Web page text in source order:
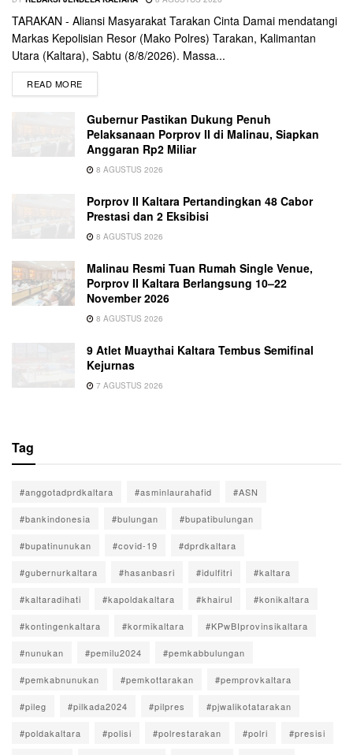
TARAKAN - Aliansi Masyarakat Tarakan Cinta Damai mendatangi
Markas Kepolisian Resor (Mako Polres) Tarakan, Kalimantan
Utara (Kaltara), Sabtu (8/8/2026). Massa...
READ MORE
Gubernur Pastikan Dukung Penuh
Pelaksanaan Porprov II di Malinau, Siapkan
Anggaran Rp2 Miliar
8 AGUSTUS 2026
Porprov II Kaltara Pertandingkan 48 Cabor
Prestasi dan 2 Eksibisi
8 AGUSTUS 2026
Malinau Resmi Tuan Rumah Single Venue,
Porprov II Kaltara Berlangsung 10–22
November 2026
8 AGUSTUS 2026
9 Atlet Muaythai Kaltara Tembus Semifinal
Kejurnas
7 AGUSTUS 2026
Tag
#anggotadprdkaltara #asminlaurahafid #ASN
#bankindonesia #bulungan #bupatibulungan
#bupatinunukan #covid-19 #dprdkaltara
#gubernurkaltara #hasanbasri #idulfitri #kaltara
#kaltaradihati #kapoldakaltara #khairul #konikaltara
#kontingenkaltara #kormikaltara #KPwBIprovinsikaltara
#nunukan #pemilu2024 #pemkabbulungan
#pemkabnunukan #pemkottarakan #pemprovkaltara
#pileg #pilkada2024 #pilpres #pjwalikotatarakan
#poldakaltara #polisi #polrestarakan #polri #presisi